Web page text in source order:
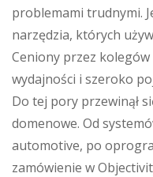
problemami trudnymi.
narzędzia, których
Ceniony przez
wydajności i szeroko
Do tej pory przewinął
domenowe. Od
automotive, po
zamówienie w